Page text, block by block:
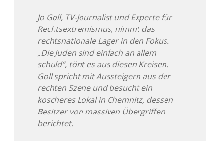
Jo Goll, TV-Journalist und Experte für
Rechtsextremismus, nimmt das
rechtsnationale Lager in den Fokus.
„Die Juden sind einfach an allem
schuld“, tönt es aus diesen Kreisen.
Goll spricht mit Aussteigern aus der
rechten Szene und besucht ein
koscheres Lokal in Chemnitz, dessen
Besitzer von massiven Übergriffen
berichtet.